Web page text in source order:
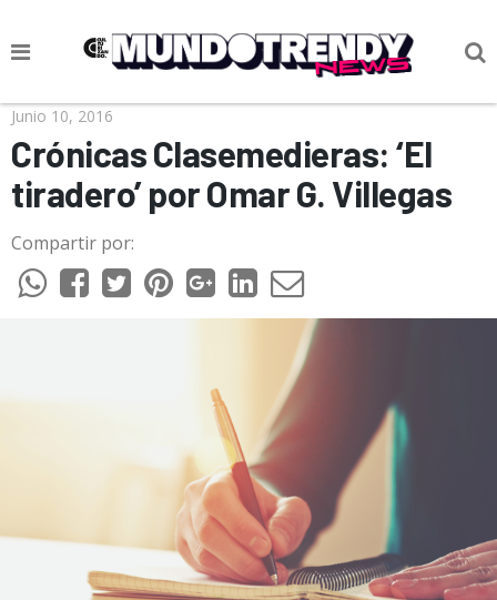
NOTICIAS
CULTURA POP
CIENCIA Y TECNOLOGÍA
VIDA
SOCIEDAD
Junio 10, 2016
Crónicas Clasemedieras: ‘El
tiradero’ por Omar G. Villegas
Compartir por: